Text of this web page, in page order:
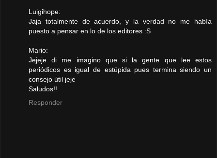
Luigihope:
Jaja totalmente de acuerdo, y la verdad no me había
puesto a pensar en lo de los editores :S
Mario:
Jejeje di me imagino que si la gente que lee estos
periódicos es igual de estúpida pues termina siendo un
consejo útil jeje
Saludos!!
Responder